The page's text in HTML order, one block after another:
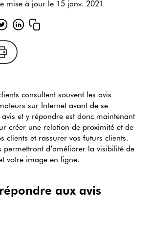
mise à jour le 15 janv. 2021
consultent souvent les avis
sur Internet avant de se
avis et y répondre est donc maintenant
créer une relation de proximité et de
clients et rassurer vos futurs clients.
permettront d’améliorer la visibilité de
votre image en ligne.
aux avis